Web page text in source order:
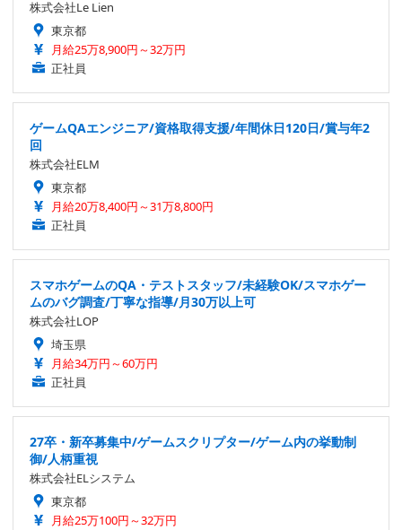
株式会社Le Lien
東京都
月給25万8,900円～32万円
正社員
ゲームQAエンジニア/資格取得支援/年間休日120日/賞与年2
回
株式会社ELM
東京都
月給20万8,400円～31万8,800円
正社員
スマホゲームのQA・テストスタッフ/未経験OK/スマホゲー
ムのバグ調査/丁寧な指導/月30万以上可
株式会社LOP
埼玉県
月給34万円～60万円
正社員
27卒・新卒募集中/ゲームスクリプター/ゲーム内の挙動制
御/人柄重視
株式会社ELシステム
東京都
月給25万100円～32万円